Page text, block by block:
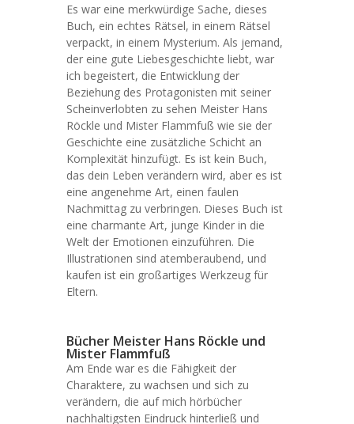
Es war eine merkwürdige Sache, dieses
Buch, ein echtes Rätsel, in einem Rätsel
verpackt, in einem Mysterium. Als jemand,
der eine gute Liebesgeschichte liebt, war
ich begeistert, die Entwicklung der
Beziehung des Protagonisten mit seiner
Scheinverlobten zu sehen Meister Hans
Röckle und Mister Flammfuß wie sie der
Geschichte eine zusätzliche Schicht an
Komplexität hinzufügt. Es ist kein Buch,
das dein Leben verändern wird, aber es ist
eine angenehme Art, einen faulen
Nachmittag zu verbringen. Dieses Buch ist
eine charmante Art, junge Kinder in die
Welt der Emotionen einzuführen. Die
Illustrationen sind atemberaubend, und
kaufen ist ein großartiges Werkzeug für
Eltern.
Bücher Meister Hans Röckle und
Mister Flammfuß
Am Ende war es die Fähigkeit der
Charaktere, zu wachsen und sich zu
verändern, die auf mich hörbücher
nachhaltigsten Eindruck hinterließ und